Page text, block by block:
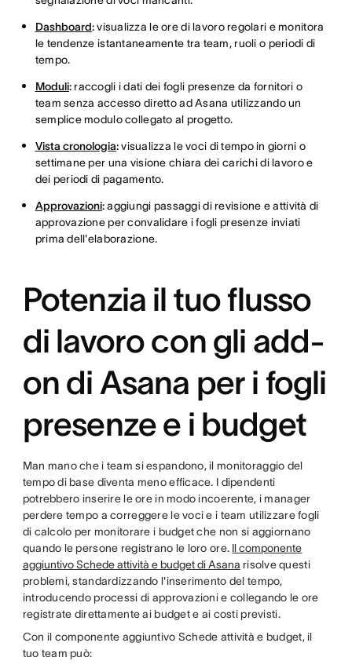
Dashboard:visualizza le ore di lavoro regolari e monitora
le tendenze istantaneamente tra team, ruoli o periodi di
tempo.
Moduli:raccogli i dati dei fogli presenze da fornitori o
team senza accesso diretto ad Asana utilizzando un
semplice modulo collegato al progetto.
Vista cronologia:visualizza le voci di tempo in giorni o
settimane per una visione chiara dei carichi di lavoro e
dei periodi di pagamento.
Approvazioni:aggiungi passaggi di revisione e attività di
approvazione per convalidare i fogli presenze inviati
prima dell'elaborazione.
Potenzia il tuo flusso
di lavoro con gli add-
on di Asana per i fogli
presenze e i budget
Man mano che i team si espandono, il monitoraggio del
tempo di base diventa meno efficace. I dipendenti
potrebbero inserire le ore in modo incoerente, i manager
perdere tempo a correggere le voci e i team utilizzare fogli
di calcolo per monitorare i budget che non si aggiornano
quando le persone registrano le loro ore. Il componente
aggiuntivo Schede attività e budget di Asana risolve questi
problemi, standardizzando l'inserimento del tempo,
introducendo processi di approvazioni e collegando le ore
registrate direttamente ai budget e ai costi previsti.
Con il componente aggiuntivo Schede attività e budget, il
tuo team può: